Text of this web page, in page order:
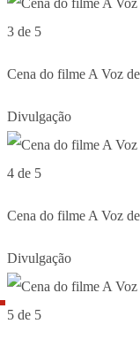
3 de 5
Cena do filme A Voz
Divulgação
4 de 5
Cena do filme A Voz
Divulgação
5 de 5